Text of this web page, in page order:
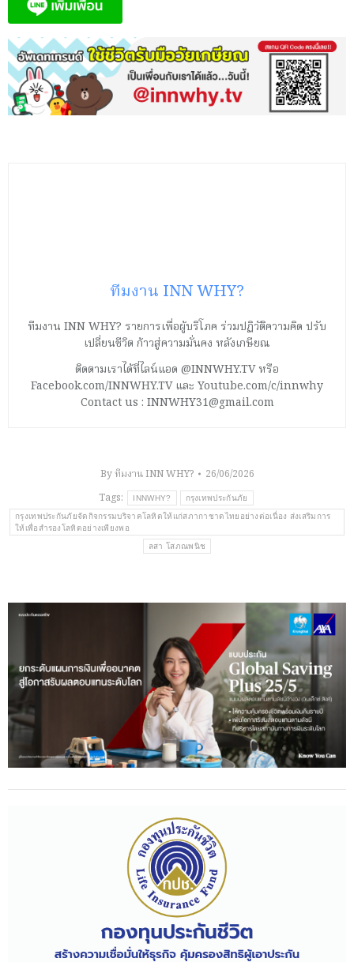
ทีมงาน INN WHY?
ทีมงาน INN WHY? รายการเพื่อผู้บริโภค ร่วมปฏิวัติความคิด ปรับ
เปลี่ยนชีวิต ก้าวสู่ความมั่นคง หลังเกษียณ
ติดตามเราได้ที่ไลน์แอด @INNWHY.TV หรือ
Facebook.com/INNWHY.TV และ Youtube.com/c/innwhy
Contact us : INNWHY31@gmail.com
Byทีมงาน INN WHY?
26/06/2026
Tags:
INNWHY? กรุงเทพประกันภัย
กรุงเทพประกันภัยจัดกิจกรรมบริจาคโลหิตให้แก่สภากาชาดไทยอย่างต่อเนื่อง ส่งเสริมการ
ให้เพื่อสำรองโลหิตอย่างเพียงพอ
ลสา โสภณพนิช